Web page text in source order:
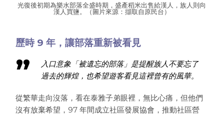
光復後初期為樂水部落全盛時期，盛產稻米出售給漢人，族人則向
漢人買鹽。（圖片來源：擷取自 原民台）
歷時 9 年，讓部落重新被看見
入口意象「被遺忘的部落」是提醒族人不要忘了
過去的輝煌，也希望遊客看見這裡曾有的風華。
從繁華走向沒落，看在泰雅子弟眼裡，無比心痛，但他們
沒有放棄希望， 97年間成立社區發展協會，推動社區營